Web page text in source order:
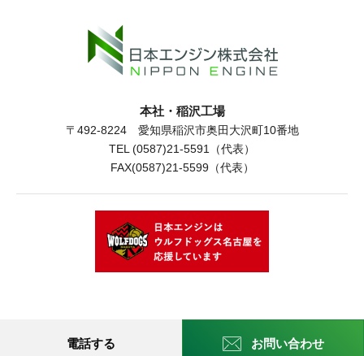
本社・稲沢工場
〒492-8224 愛知県稲沢市奥田大沢町10番地
TEL (0587)21-5591（代表）
FAX(0587)21-5599（代表）
電話する お問い合わせ